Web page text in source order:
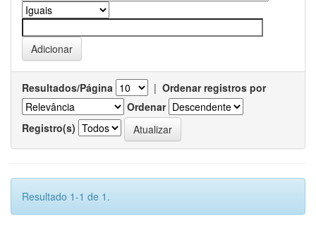
Resultados/Página | Ordenar registros por
Ordenar
Registro(s)
Resultado 1-1 de 1.